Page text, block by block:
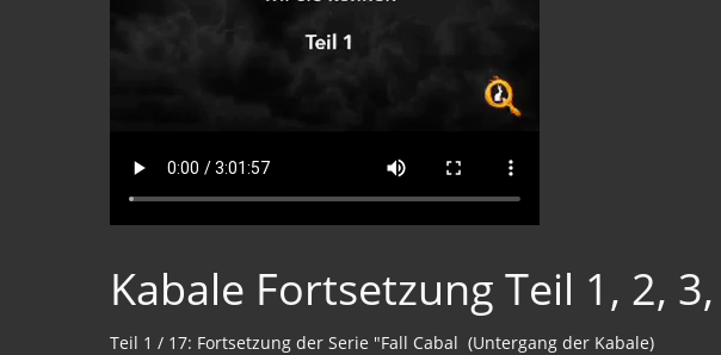
Kabale Fortsetzung Teil 1, 2,
Teil 1 / 17: Fortsetzung der Serie "Fall Cabal (Untergang der Kabale)